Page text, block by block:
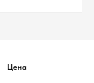
Цена